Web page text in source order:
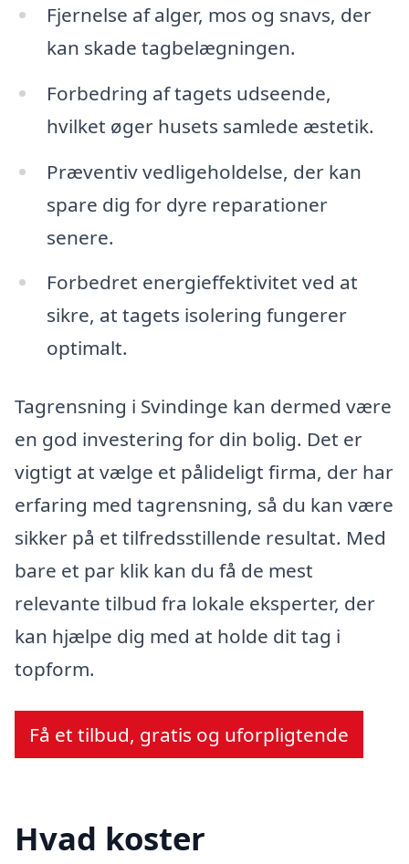
Fjernelse af alger, mos og snavs, der
kan skade tagbelægningen.
Forbedring af tagets udseende,
hvilket øger husets samlede æstetik.
Præventiv vedligeholdelse, der kan
spare dig for dyre reparationer
senere.
Forbedret energieffektivitet ved at
sikre, at tagets isolering fungerer
optimalt.
Tagrensning i Svindinge kan dermed være
en god investering for din bolig. Det er
vigtigt at vælge et pålideligt firma, der har
erfaring med tagrensning, så du kan være
sikker på et tilfredsstillende resultat. Med
bare et par klik kan du få de mest
relevante tilbud fra lokale eksperter, der
kan hjælpe dig med at holde dit tag i
topform.
Få et tilbud, gratis og uforpligtende
Hvad koster